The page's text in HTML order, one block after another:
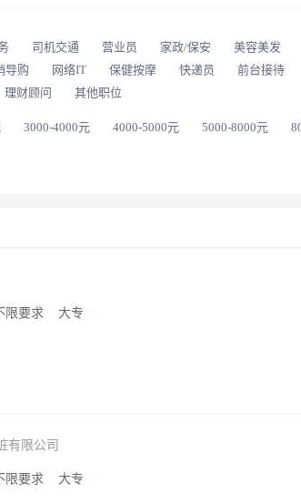
司机交通 营业员 家政/保安 美容美发
导购 网络IT 保健按摩 快递员 前台接待
理财顾问 其他职位
3000-4000元 4000-5000元 5000-8000元
限要求 大专
有限公司
限要求 大专